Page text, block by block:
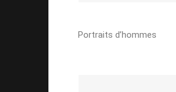
Portraits d’hommes